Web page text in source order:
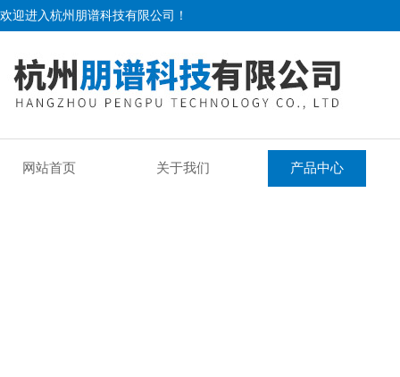
欢迎进入杭州朋谱科技有限公司！
网站首页 关于我们 产品中心